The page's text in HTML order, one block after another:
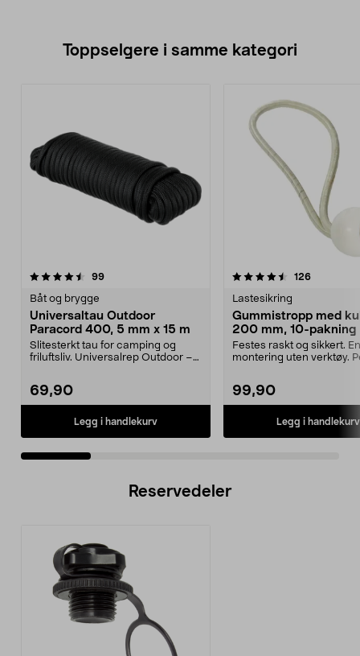
Toppselgere i samme kategori
99anmeldelser
Båt og brygge
Universaltau Outdoor
Paracord 400, 5 mm x 15 m
Slitesterkt tau for camping og
friluftsliv. Universalrep Outdoor –
69,90
Legg i handlekurv
4.5 av 5 stjerner 126
Lastesikring
Gummistropp med
200 mm, 10-pakning
Festes raskt og sikkert.
montering uten verktøy.
99,90
Legg i handlekurv
4.0 av 5 stjerner
Reservedeler